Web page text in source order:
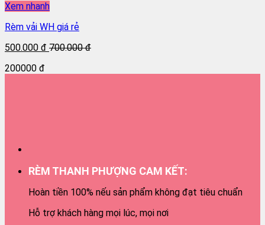
Xem nhanh
Rèm vải WH giá rẻ
500.000 đ 700.000 đ
200000 đ
RÈM THANH PHƯỢNG CAM KẾT:
Hoàn tiền 100% nếu sản phẩm không đạt tiêu chuẩn
Hỗ trợ khách hàng mọi lúc, mọi nơi